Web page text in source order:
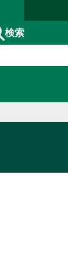
検索